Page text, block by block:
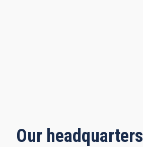
Our headquarters